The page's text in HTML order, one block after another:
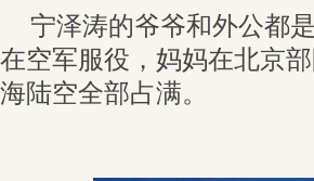
宁泽涛的爷爷和外公都
在空军服役，妈妈在北京
海陆空全部占满。